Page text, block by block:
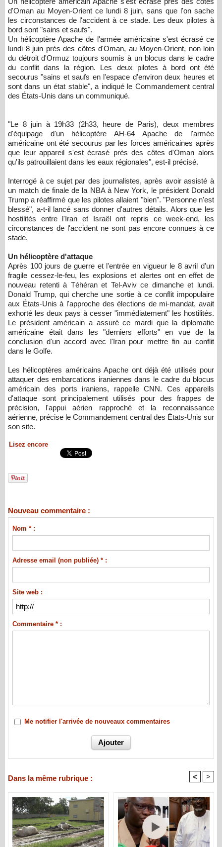
d'Oman au Moyen-Orient ce lundi 8 juin, sans que l'on sache
les circonstances de l'accident à ce stade. Les deux pilotes à
bord sont "sains et saufs".
Un hélicoptère Apache de l'armée américaine s'est écrasé ce
lundi 8 juin près des côtes d'Oman, au Moyen-Orient, non loin
du détroit d'Ormuz toujours soumis à un blocus dans le cadre
du conflit dans la région. Les deux pilotes à bord ont été
secourus "sains et saufs en l'espace d'environ deux heures et
sont dans un état stable", a indiqué le Commandement central
des États-Unis dans un communiqué.
"Le 8 juin à 19h33 (2h33, heure de Paris), deux membres
d'équipage d'un hélicoptère AH-64 Apache de l'armée
américaine ont été secourus par les forces américaines après
que leur appareil s'est écrasé près des côtes d'Oman alors
qu'ils patrouillaient dans les eaux régionales", est-il précisé.
Interrogé à ce sujet par des journalistes, après avoir assisté à
un match de finale de la NBA à New York, le président Donald
Trump a réaffirmé que les pilotes allaient "bien". "Personne n'est
blessé", a-t-il lancé sans donner d'autres détails. Alors que les
hostilités entre l'Iran et Israël ont repris ce week-end, les
circonstances de l'accident ne sont pas encore connues à ce
stade.
Un hélicoptère d'attaque
Après 100 jours de guerre et l'entrée en vigueur le 8 avril d'un
fragile cessez-le-feu, les explosions et alertes ont en effet de
nouveau retenti à Téhéran et Tel-Aviv ce dimanche et lundi.
Donald Trump, qui cherche une sortie à ce conflit impopulaire
aux États-Unis à l'approche des élections de mi-mandat, avait
exhorté les deux pays à cesser "immédiatement" les hostilités.
Le président américain a assuré ce mardi que la diplomatie
américaine était dans les "derniers efforts" en vue de la
conclusion d'un accord avec l'Iran pour mettre fin au conflit
dans le Golfe.
Les hélicoptères américains Apache ont déjà été utilisés pour
attaquer des embarcations iraniennes dans le cadre du blocus
américain des ports iraniens, rappelle CNN. Ces appareils
d'attaque sont principalement utilisés pour des frappes de
précision, l'appui aérien rapproché et la reconnaissance
aérienne, précise le Commandement central des États-Unis sur
son site.
Lisez encore
Nouveau commentaire :
Nom * :
Adresse email (non publiée) * :
Site web :
Commentaire * :
Me notifier l'arrivée de nouveaux commentaires
Dans la même rubrique : < >